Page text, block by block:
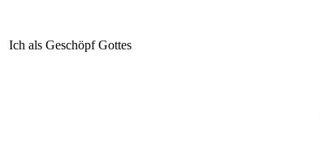
Ich als Geschöpf Gottes